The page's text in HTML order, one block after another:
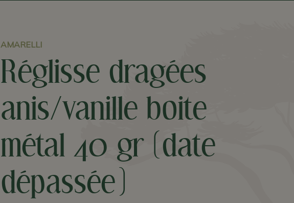
AMARELLI
Réglisse dragées
anis/vanille boite
métal 40 gr (date
dépassée)